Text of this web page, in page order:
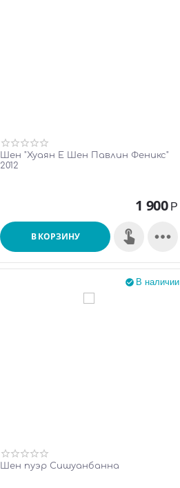
Шен "Хуаян Е Шен Павлин Феникс"
2012
1 900 Р
В КОРЗИНУ 
В наличии

Шен пуэр Сишуанбанна